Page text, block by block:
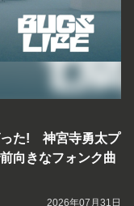
った! 神宮寺勇太プ
向きなフォンク曲
2026年07月31日